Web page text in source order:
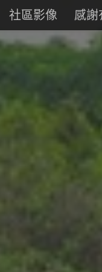
社區影像 感謝